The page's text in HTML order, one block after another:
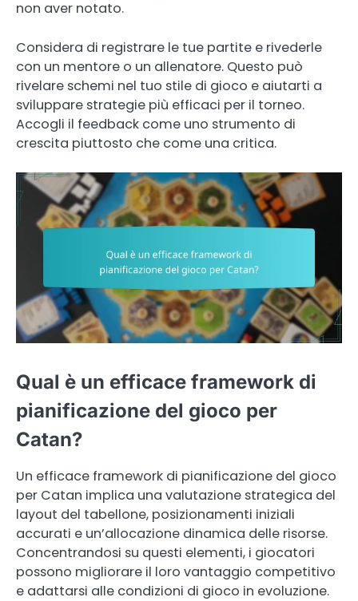
non aver notato.
Considera di registrare le tue partite e rivederle
con un mentore o un allenatore. Questo può
rivelare schemi nel tuo stile di gioco e aiutarti a
sviluppare strategie più efficaci per il torneo.
Accogli il feedback come uno strumento di
crescita piuttosto che come una critica.
Qual è un efficace framework di
pianificazione del gioco per
Catan?
Un efficace framework di pianificazione del gioco
per Catan implica una valutazione strategica del
layout del tabellone, posizionamenti iniziali
accurati e un’allocazione dinamica delle risorse.
Concentrandosi su questi elementi, i giocatori
possono migliorare il loro vantaggio competitivo
e adattarsi alle condizioni di gioco in evoluzione.